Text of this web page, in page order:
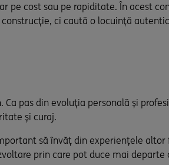
pe cost sau pe rapiditate. În acest
ci caută o locuință
pas din evoluția personală și
și curaj.
să învăț din experiențele altor
prin care pot duce mai departe